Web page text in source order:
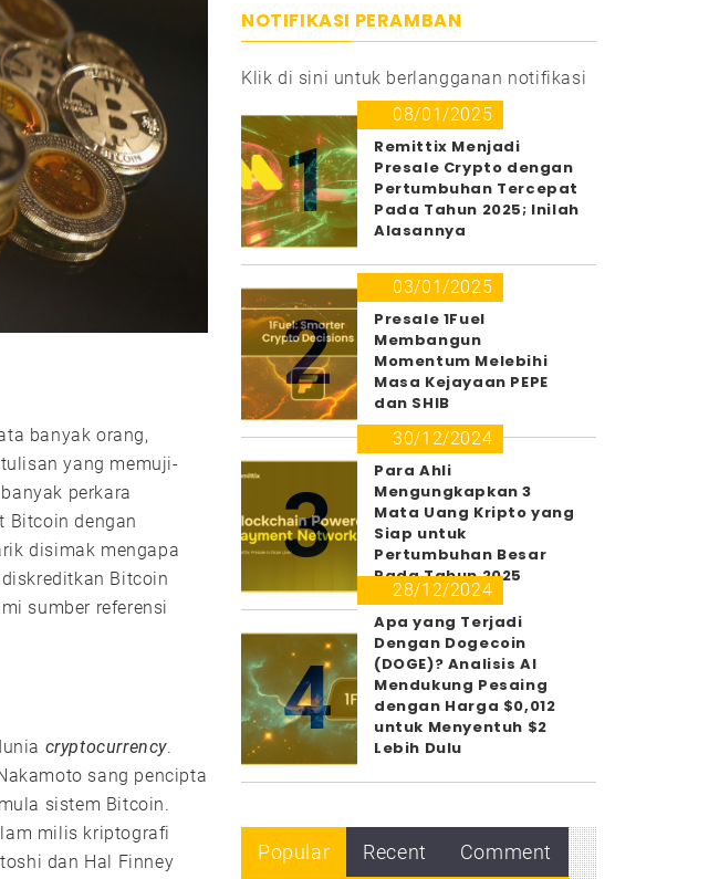
banyak orang,
yang memuji-
perkara
Bitcoin dengan
disimak mengapa
Bitcoin
sumber referensi
cryptocurrency.
sang pencipta
sistem Bitcoin.
milis kriptografi
dan Hal Finney
NOTIFIKASI PERAMBAN
Klik di sini untuk berlangganan notifikasi
1
08/01/2025
Remittix Menjadi
Presale Crypto dengan
Pertumbuhan Tercepat
Pada Tahun 2025; Inilah
Alasannya
2
03/01/2025
Presale 1Fuel
Membangun
Momentum Melebihi
Masa Kejayaan PEPE
dan SHIB
3
30/12/2024
Para Ahli
Mengungkapkan 3
Mata Uang Kripto yang
Siap untuk
Pertumbuhan Besar
Pada Tahun 2025
4
28/12/2024
Apa yang Terjadi
Dengan Dogecoin
(DOGE)? Analisis AI
Mendukung Pesaing
dengan Harga $0,012
untuk Menyentuh $2
Lebih Dulu
Popular Recent Comment